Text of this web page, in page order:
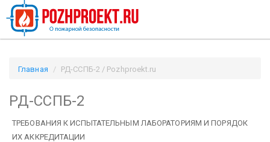
Главная РД-ССПБ-2 / Pozhproekt.ru
РД-ССПБ-2
ТРЕБОВАНИЯК ИСПЫТАТЕЛЬНЫМ ЛАБОРАТОРИЯМИ ПОРЯДОК
ИХ АККРЕДИТАЦИИ